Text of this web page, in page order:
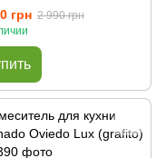
грн 2 990 грн